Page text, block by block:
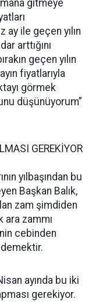
gitmeye
ay ile geçen yılın
arttığını
geçen yılın
fiyatlarıyla
görmek
düşünüyorum”
GEREKİYOR
yılbaşından bu
Başkan Balık,
zam şimdiden
ara zammı
cebinden
demektir.
ayında bu iki
gerekiyor.